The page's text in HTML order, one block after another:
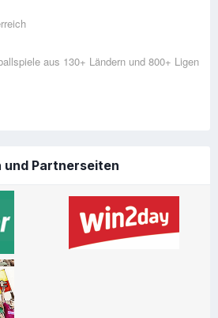
aus 130+ Ländern und 800+ Ligen
und Partnerseiten